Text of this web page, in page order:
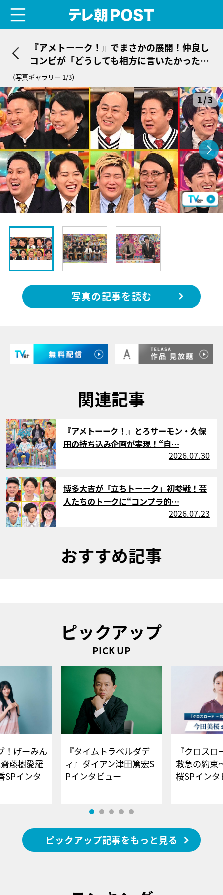
『アメトーーク！』でまさかの展開！仲良し
コンビが「どうしても相方に言いたかったこ
とが…」
（写真ギャラリー 1/3）
1/3
写真の記事を読む
関連記事
サムネイル
『アメトーーク！』とろサーモン・久保
田の持ち込み企画が実現！“自…
2026.07.30
サムネイル
博多大吉が「立ちトーーク」初参戦！芸
人たちのトークに“コンプラ的…
2026.07.23
おすすめ記事
ピックアップ
PICK UP
！げーみん
藤樹愛羅
SPインタ
『タイムトラベルダデ
ィ』ダイアン津田篤宏S
Pインタビュー
『クロス
救急の約束
桜SPイ
ピックアップ記事をもっと見る